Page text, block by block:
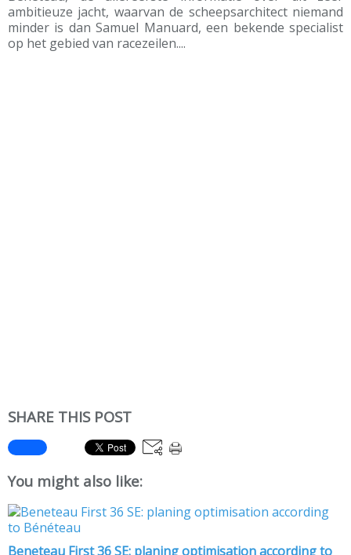
ambitieuze jacht, waarvan de scheepsarchitect niemand
minder is dan Samuel Manuard, een bekende specialist
op het gebied van racezeilen....
SHARE THIS POST
You might also like:
Beneteau First 36 SE: planing optimisation according to